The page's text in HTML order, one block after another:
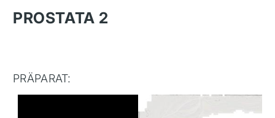
PROSTATA 2
PRÄPARAT: